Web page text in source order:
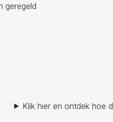
geregeld
Klik hier en ontdek hoe